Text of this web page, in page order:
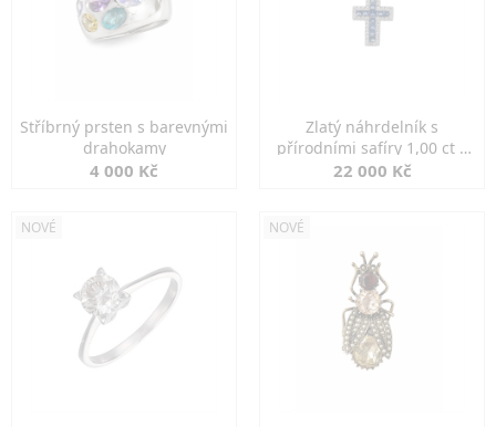
Stříbrný prsten s barevnými
drahokamy
4 000 Kč
Zlatý náhrdelník s
přírodními safíry 1,00 ct a
diamanty
22 000 Kč
NOVÉ NOVÉ